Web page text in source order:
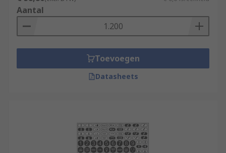
Aantal
Toevoegen
Datasheets